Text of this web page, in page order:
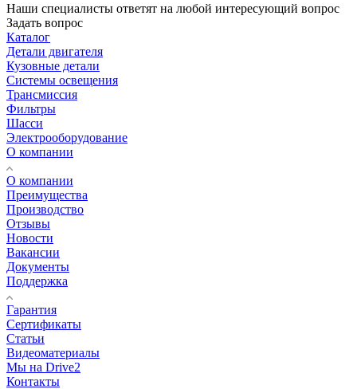
Наши специалисты ответят на любой интересующий вопрос
Задать вопрос
Каталог
Детали двигателя
Кузовные детали
Системы освещения
Трансмиссия
Фильтры
Шасси
Электрооборудование
О компании
О компании
Преимущества
Производство
Отзывы
Новости
Вакансии
Документы
Поддержка
Гарантия
Сертификаты
Статьи
Видеоматериалы
Мы на Drive2
Контакты